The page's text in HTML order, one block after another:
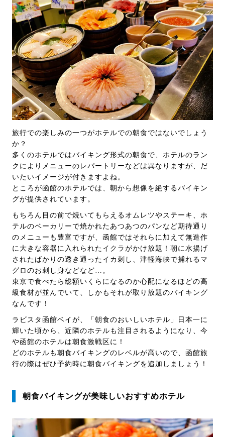
旅行での楽しみの一つがホテルでの朝食ではないでしょう
か？
多くのホテルではバイキング形式の朝食で、ホテルのラン
クによりメニューのレパートリーなどは異なりますが、だ
いたいイメージが付きますよね。
ところが函館のホテルでは、朝から想像を絶するバイキン
グが提供されています。
もちろん目の前で焼いてもらえるオムレツやステーキ、ホ
テルのベーカリーで焼かれたあつあつのパンなど期待通り
のメニューも豊富ですが、函館ではそれらに加えて無造作
に大きな容器に入れられたイクラがかけ放題！朝に水揚げ
されたばかりの透き通ったイカ刺し、津軽海峡で捕れるマ
グロのお刺し身などなど…。
東京で食べたら総額いくらになるのか心配になるほどの高
級食材が並んでいて、しかもそれが取り放題のバイキング
なんです！
ラビスタ函館ベイが、「朝食のおいしいホテル」日本一に
輝いた頃から、近隣のホテルも注目されるようになり、今
や函館のホテルは朝食激戦区に！
どのホテルも朝食バイキングのレベルが高いので、函館旅
行の際はぜひ予約時に朝食バイキングを追加しましょう！
朝食バイキングが美味しいおすすめホテル